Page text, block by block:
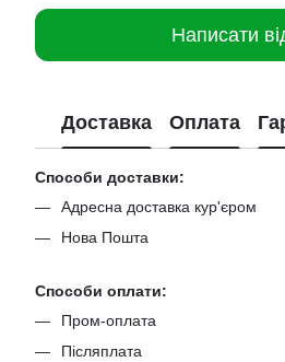
Написати
Доставка Оплата
Способи доставки:
Адресна доставка кур'єром
Нова Пошта
Способи оплати:
Пром-оплата
Післяплата